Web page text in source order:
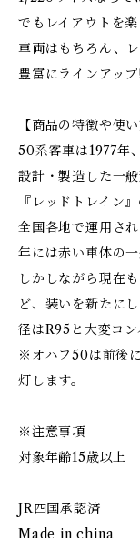
でもレイアウトを
車両はもちろん、
豊富にラインアッ
【商品の特徴や使い
50系客車は1977年
設計・製造した一
『レッドトレイン
全国各地で運用さ
年には赤い車体の
しかしながら現在
ど、装いを新たに
径はR95と大変コン
※オハフ50は前後
灯します。
※注意事項
対象年齢15歳以上
JR四国承認済
Made in china